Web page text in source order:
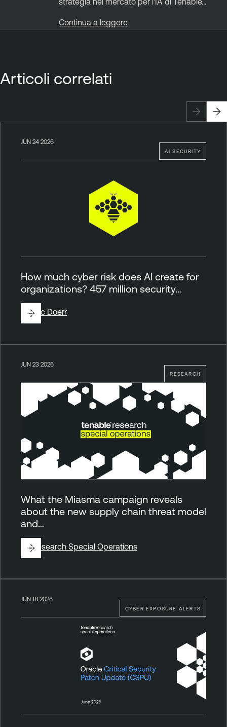
Continua a leggere
Articoli correlati
AI SECURITY
JUN 24 2026
How much cyber risk does AI create for
organizations? 457 million security…
ByEric Doerr
RESEARCH
JUN 23 2026
What the Miasma campaign reveals
about the new supply chain threat model
and…
ByResearch Special Operations
CYBER EXPOSURE ALERTS
JUN 18 2026